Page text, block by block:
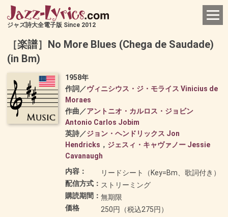
ジャズ詩大全電子版 Since 2012
［楽譜］No More Blues (Chega de Saudade)
(in Bm)
1958年
作詞／ヴィニシウス・ジ・モライス Vinicius de
Moraes
作曲／アントニオ・カルロス・ジョビン
Antonio Carlos Jobim
英詩／ジョン・ヘンドリックス Jon
Hendricks ， ジェスィ・キャヴァノー Jessie
Cavanaugh
内容：
リードシート（Key=Bm、歌詞付き）
配信方式： ストリーミング
購読期間： 無期限
価格
250円（税込275円）